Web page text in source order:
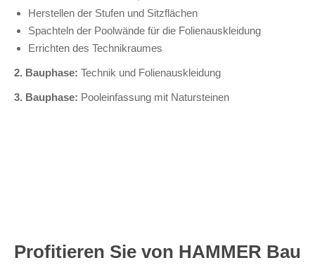
Herstellen der Stufen und Sitzflächen
Spachteln der Poolwände für die Folienauskleidung
Errichten des Technikraumes
2. Bauphase: Technik und Folienauskleidung
3. Bauphase: Pooleinfassung mit Natursteinen
Profitieren Sie von HAMMER Bau